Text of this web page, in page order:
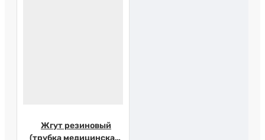
Жгут резиновый
(трубка медицинская)